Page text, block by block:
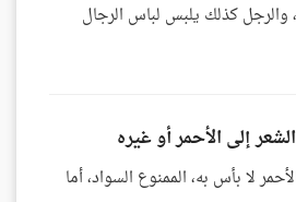
والرجل كذلك يلبس لباس الرجال
إلى الأحمر أو غيره
لا بأس به، الممنوع السواد، أما